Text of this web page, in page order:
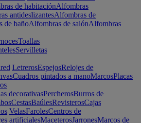
de habitaciónAlfombras
antideslizantesAlfombras de
de bañoAlfombras de salónAlfombras
Toallas
Servilletas
LetrerosEspejosRelojes de
Cuadros pintados a manoMarcosPlacas
decorativasPercherosBurros de
CestasBaúlesRevisterosCajas
VelasFarolesCentros de
artificialesMaceterosJarronesMarcos de